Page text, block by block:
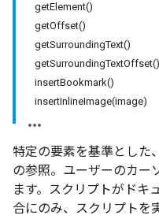
getElement()
getOffset()
getSurroundingText()
getSurroundingTextOffset()
insertBookmark()
insertInlineImage(image)
特定の要素を基準とした
の参照。ユーザーのカー
ます。スクリプトがドキ
合にのみ、スクリプトを